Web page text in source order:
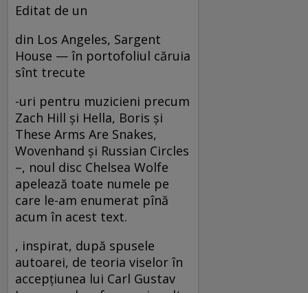
Editat de un
din Los Angeles, Sargent
House — în portofoliul căruia
sînt trecute
-uri pentru muzicieni precum
Zach Hill şi Hella, Boris şi
These Arms Are Snakes,
Wovenhand şi Russian Circles
–, noul disc Chelsea Wolfe
apelează toate numele pe
care le-am enumerat pînă
acum în acest text.
, inspirat, după spusele
autoarei, de teoria viselor în
accepţiunea lui Carl Gustav